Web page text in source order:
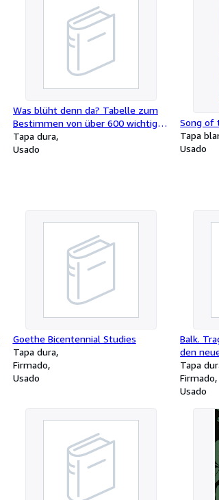
Was blüht denn da? Tabelle zum
Bestimmen von über 600 wichtigen
Pflanzen nach der Blüte.
Tapa dura
Usado
Song of
Tapa
Usado
Goethe Bicentennial Studies
Tapa dura
Firmado
Usado
Balk.
den
Tapa
Firmado
Usado